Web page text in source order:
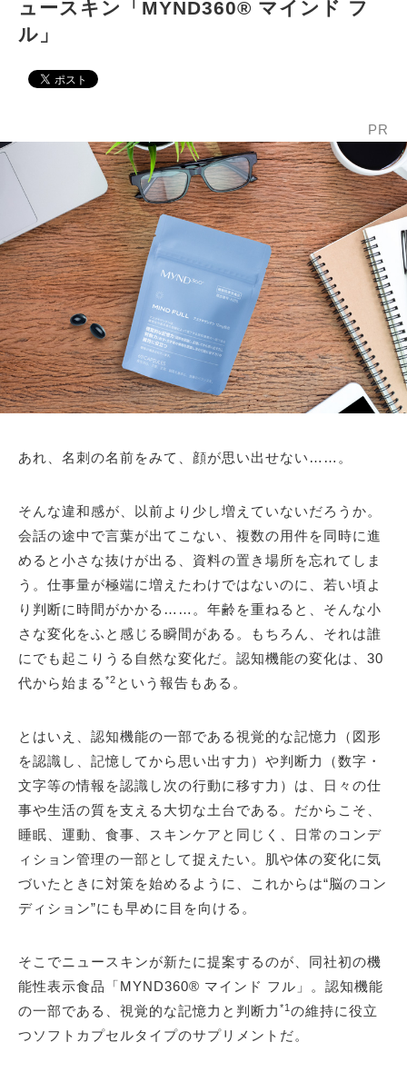
ュースキン「MYND360® マインド フ
ル」
PR
あれ、名刺の名前をみて、顔が思い出せない……。
そんな違和感が、以前より少し増えていないだろうか。
会話の途中で言葉が出てこない、複数の用件を同時に進
めると小さな抜けが出る、資料の置き場所を忘れてしま
う。仕事量が極端に増えたわけではないのに、若い頃よ
り判断に時間がかかる……。年齢を重ねると、そんな小
さな変化をふと感じる瞬間がある。もちろん、それは誰
にでも起こりうる自然な変化だ。認知機能の変化は、30
代から始まる *2 という報告もある。
とはいえ、認知機能の一部である視覚的な記憶力（図形
を認識し、記憶してから思い出す力）や判断力（数字・
文字等の情報を認識し次の行動に移す力）は、日々の仕
事や生活の質を支える大切な土台である。だからこそ、
睡眠、運動、食事、スキンケアと同じく、日常のコンデ
ィション管理の一部として捉えたい。肌や体の変化に気
づいたときに対策を始めるように、これからは“脳のコン
ディション”にも早めに目を向ける。
そこでニュースキンが新たに提案するのが、同社初の機
能性表示食品「MYND360® マインド フル」。認知機能
の一部である、視覚的な記憶力と判断力 *1 の維持に役立
つソフトカプセルタイプのサプリメントだ。